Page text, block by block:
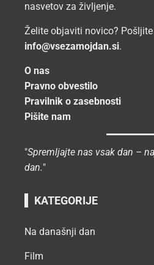
nasvetov za življenje.
Želite objaviti novico?
info@vsezamojdan.si.
O nas
Pravno obvestilo
Pravilnik o zasebnosti
Pišite nam
"Spremljajte nas vsak dan –
dan."
KATEGORIJE
Na današnji dan
Film